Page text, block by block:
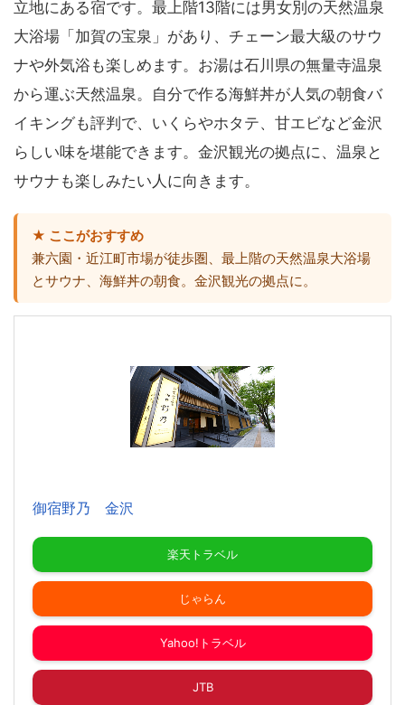
立地にある宿です。最上階13階には男女別の天然温泉
大浴場「加賀の宝泉」があり、チェーン最大級のサウ
ナや外気浴も楽しめます。お湯は石川県の無量寺温泉
から運ぶ天然温泉。自分で作る海鮮丼が人気の朝食バ
イキングも評判で、いくらやホタテ、甘エビなど金沢
らしい味を堪能できます。金沢観光の拠点に、温泉と
サウナも楽しみたい人に向きます。
★ ここがおすすめ
兼六園・近江町市場が徒歩圏、最上階の天然温泉大浴場
とサウナ、海鮮丼の朝食。金沢観光の拠点に。
御宿野乃 金沢
楽天トラベル
じゃらん
Yahoo!トラベル
JTB